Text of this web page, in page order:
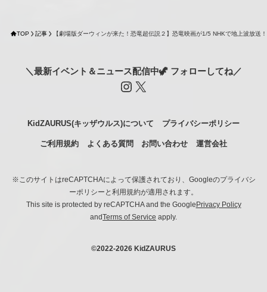
TOP 記事 【劇場版ダーウィンが来た！恐竜超伝説２】恐竜映画が1/5 NHKで地上波放送！
＼最新イベント＆ニュース配信中🦖 フォローしてね／
Instagram
X
KidZAURUS(キッザウルス)について プライバシーポリシー
ご利用規約 よくある質問 お問い合わせ 運営会社
※このサイトはreCAPTCHAによって保護されており、Googleのプライバシ
ーポリシーと利用規約が適用されます。
This site is protected by reCAPTCHA and the Google Privacy Policy
andTerms of Service apply.
©2022-2026 KidZAURUS